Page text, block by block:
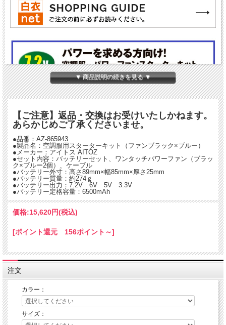
▼ 商品説明の続きを見る ▼
【ご注意】返品・交換はお受けいたしかねます。
あらかじめご了承くださいませ。
●品番：AZ-865943
●製品名：空調服用スターターキット（ファンブラック×ブルー）
●メーカー：アイトス AITOZ
●セット内容：バッテリーセット、ワンタッチパワーファン（ブラッ
ク×ブルー2個）、ケーブル
●バッテリー外寸：高さ89mm×幅85mm×厚さ25mm
●バッテリー質量：約274ｇ
●バッテリー出力：7.2V 6V 5V 3.3V
●バッテリー定格容量：6500mAh
価格:15,620円(税込)
[ポイント還元 156ポイント～]
注文
カラー：
サイズ：